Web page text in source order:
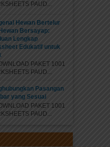
Masjid
fadhlik Ya Allah, aku
Mu. (Sunan Ibnu
PAUD...
Hewan Bertelur
Bersayap:
Lengkap
Edukatif untuk
PAKET 1001
PAUD...
Pasangan
yang Sesuai
PAKET 1001
PAUD...